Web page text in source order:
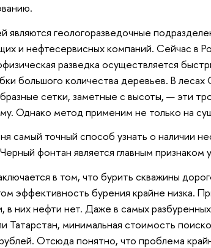
являются геологоразведочные
и нефтесервисных компаний. Сейчас в
разведка осуществляется
большого количества деревьев. В лесах
сетки, заметные с высоты, — эти
Однако метод применим не только на
самый точный способ узнать о наличии
фонтан является главным признаком
в том, что бурить скважины
эффективность бурения крайне низка.
в них нефти нет. Даже в самых
Татарстан, минимальная стоимость
Отсюда понятно, что проблема